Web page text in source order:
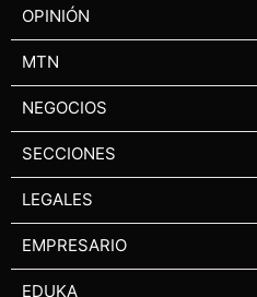
OPINIÓN
MTN
NEGOCIOS
SECCIONES
LEGALES
EMPRESARIO
EDUKA